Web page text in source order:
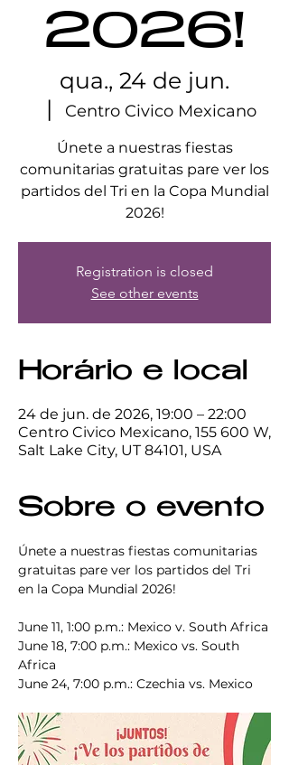
2026!
qua., 24 de jun.
  |
Centro Civico Mexicano
Únete a nuestras fiestas
comunitarias gratuitas pare ver los
partidos del Tri en la Copa Mundial
2026!
Registration is closed
See other events
Horário e local
24 de jun. de 2026, 19:00 – 22:00
Centro Civico Mexicano, 155 600 W,
Salt Lake City, UT 84101, USA
Sobre o evento
Únete a nuestras fiestas comunitarias
gratuitas pare ver los partidos del Tri
en la Copa Mundial 2026!
June 11, 1:00 p.m.: Mexico v. South Africa
June 18, 7:00 p.m.: Mexico vs. South
Africa
June 24, 7:00 p.m.: Czechia vs. Mexico